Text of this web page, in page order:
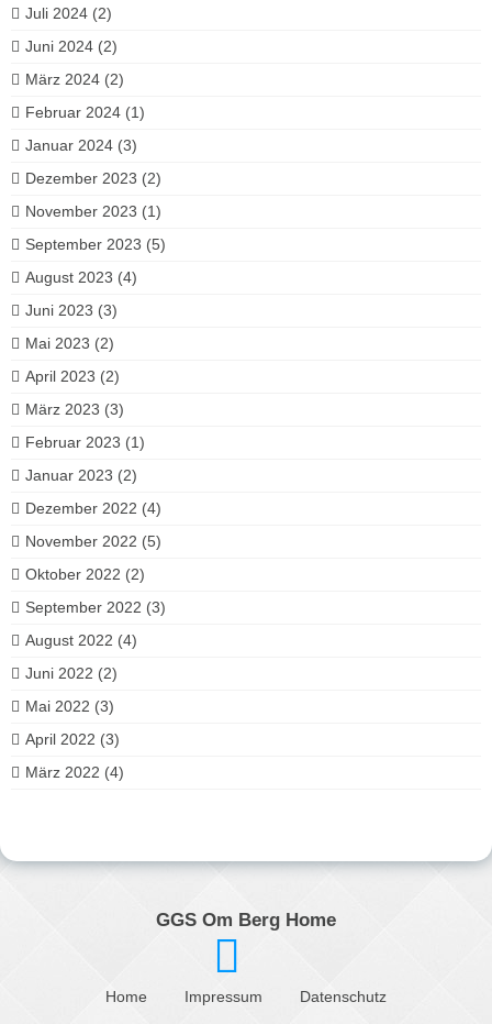
Juli 2024 (2)
Juni 2024 (2)
März 2024 (2)
Februar 2024 (1)
Januar 2024 (3)
Dezember 2023 (2)
November 2023 (1)
September 2023 (5)
August 2023 (4)
Juni 2023 (3)
Mai 2023 (2)
April 2023 (2)
März 2023 (3)
Februar 2023 (1)
Januar 2023 (2)
Dezember 2022 (4)
November 2022 (5)
Oktober 2022 (2)
September 2022 (3)
August 2022 (4)
Juni 2022 (2)
Mai 2022 (3)
April 2022 (3)
März 2022 (4)
GGS Om Berg Home
Home Impressum Datenschutz